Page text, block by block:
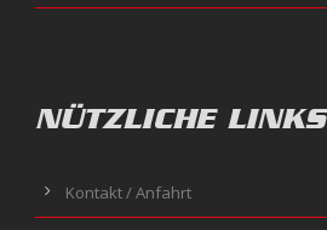
NÜTZLICHE LINKS
Kontakt / Anfahrt